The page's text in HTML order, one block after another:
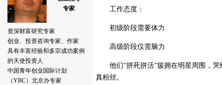
工作态度：
初级阶段需要体力
高级阶段仅需脑力
他们“拼死拼活”簇拥在明星周围，哭
真粉丝。